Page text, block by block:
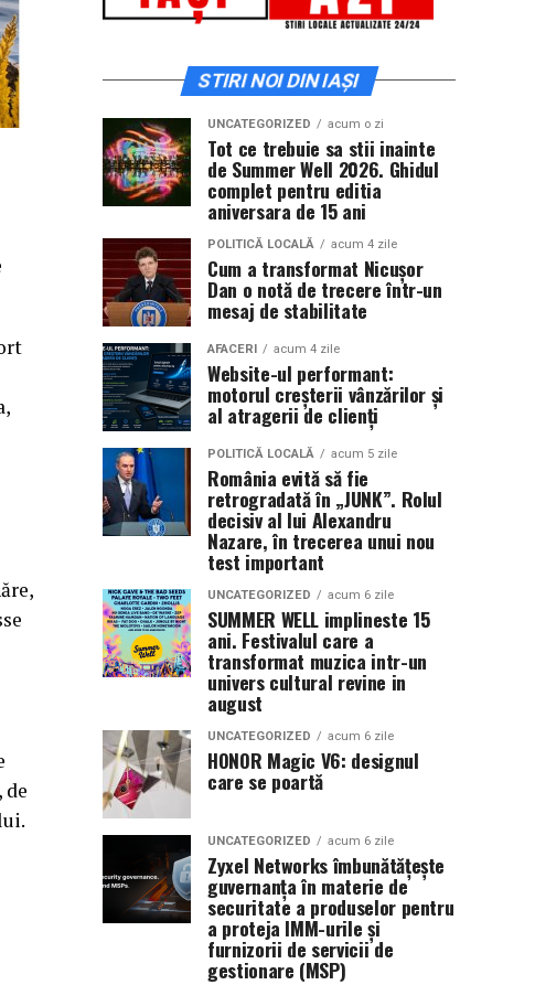
de
STIRI NOI DIN IAȘI
UNCATEGORIZED acum o zi
Tot ce trebuie sa stii inainte
de Summer Well 2026. Ghidul
complet pentru editia
aniversara de 15 ani
POLITICĂ LOCALĂ acum 4 zile
Cum a transformat Nicușor
Dan o notă de trecere într-un
mesaj de stabilitate
AFACERI acum 4 zile
Website-ul performant:
motorul creșterii vânzărilor și
al atragerii de clienți
POLITICĂ LOCALĂ acum 5 zile
România evită să fie
retrogradată în „JUNK”. Rolul
decisiv al lui Alexandru
Nazare, în trecerea unui nou
test important
UNCATEGORIZED acum 6 zile
SUMMER WELL implineste 15
ani. Festivalul care a
transformat muzica intr-un
univers cultural revine in
august
UNCATEGORIZED acum 6 zile
HONOR Magic V6: designul
care se poartă
UNCATEGORIZED acum 6 zile
Zyxel Networks îmbunătățește
guvernanța în materie de
securitate a produselor pentru
a proteja IMM-urile și
furnizorii de servicii de
gestionare (MSP)